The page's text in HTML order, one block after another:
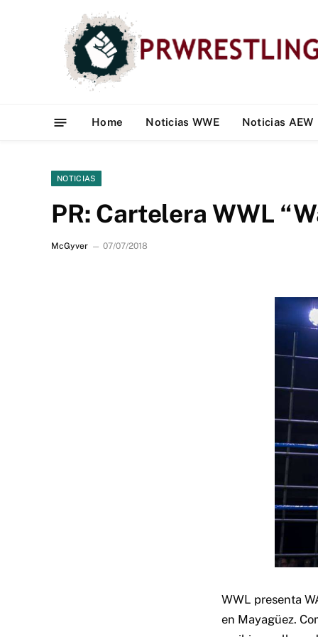
Home Noticias WWE Noticias AEW
NOTICIAS
PR: Cartelera WWL
McGyver 07/07/2018
WWL presenta
en Mayagüez.